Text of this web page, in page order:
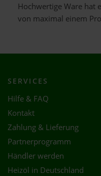
Hochwertige Ware hat
von maximal einem
SERVICES
Hilfe & FAQ
Kontakt
Zahlung & Lieferung
Partnerprogramm
Händler werden
Heizöl in Deutschland